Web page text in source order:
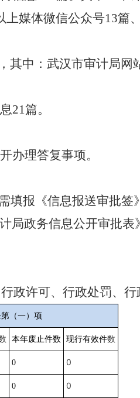
媒体微信公众号13篇
中：武汉市审计局网
21篇。
办理答复事项。
填报《信息报送审批
局政务信息公开审批
政许可、行政处罚、行
（一）项
本年废止件数 现行有效件数
0 0
0 0